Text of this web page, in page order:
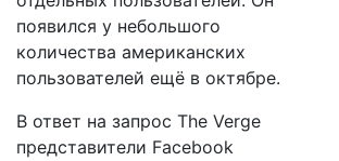
появился у небольшого
количества американских
пользователей ещё в октябре.
В ответ на запрос The Verge
представители Facebook